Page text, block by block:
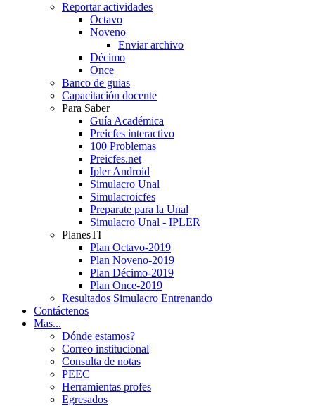
Reportar actividades
Octavo
Noveno
Enviar archivo
Décimo
Once
Banco de guias
Capacitación docente
Para Saber
Guía Académica
Preicfes interactivo
100 Problemas
Preicfes.net
Ipler Android
Simulacro Unal
Simulacroicfes
Preparate para la Unal
Simulacro Unal - IPLER
PlanesTI
Plan Octavo-2019
Plan Noveno-2019
Plan Décimo-2019
Plan Once-2019
Resultados Simulacro Entrenando
Contáctenos
Mas...
Dónde estamos?
Correo institucional
Consulta de notas
PEEC
Herramientas profes
Egresados